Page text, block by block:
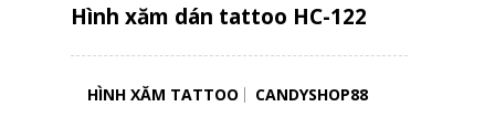
Hình xăm dán tattoo HC-122
HÌNH XĂM TATTOO CANDYSHOP88